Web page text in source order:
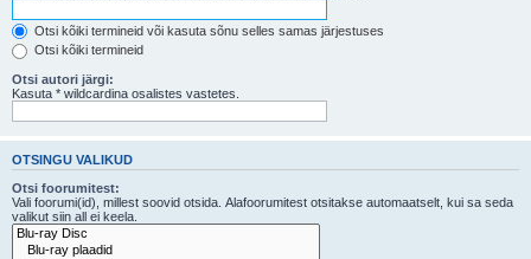
Otsi kõiki termineid või kasuta sõnu selles samas järjestuses
Otsi kõiki termineid
Otsi autori järgi:
Kasuta * wildcardina osalistes vastetes.
OTSINGU VALIKUD
Otsi foorumitest:
Vali foorumi(id), millest soovid otsida. Alafoorumitest otsitakse automaatselt, kui sa seda
valikut siin all ei keela.